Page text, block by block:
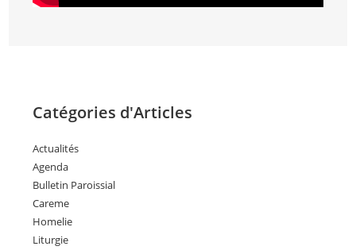
Catégories d'Articles
Actualités
Agenda
Bulletin Paroissial
Careme
Homelie
Liturgie